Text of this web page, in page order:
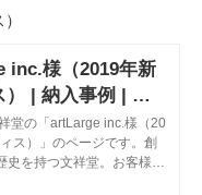
inc.様（2019年新
） | 納入事例 | 文
堂の「artLarge inc.様（20
ス）」のページです。創
史を持つ文祥堂。お客様の
て、オフィスデザイン、文